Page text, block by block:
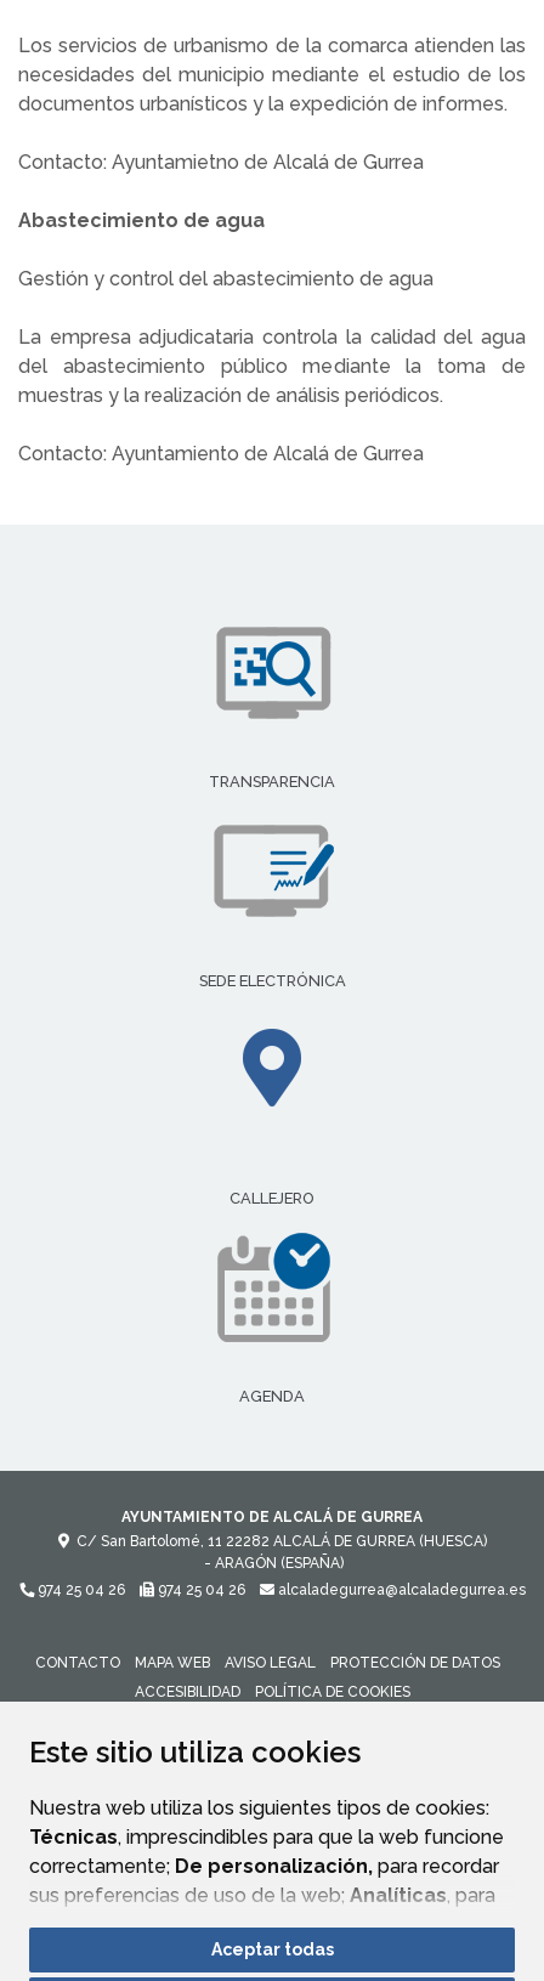
Este sitio utiliza cookies
Nuestra web utiliza los siguientes tipos de cookies:
Técnicas, imprescindibles para que la web funcione
correctamente; De personalización, para recordar
sus preferencias de uso de la web; Analíticas, para
mejorar el funcionamiento de la web y sus servicios.
Si acepta pulsando el botón“Aceptar todas”
Aceptar todas
Los servicios de urbanismo de la comarca atienden las
necesidades del municipio mediante el estudio de los
documentos urbanísticos y la expedición de informes.
Contacto: Ayuntamietno de Alcalá de Gurrea
Abastecimiento de agua
Gestión y control del abastecimiento de agua
La empresa adjudicataria controla la calidad del agua
del abastecimiento público mediante la toma de
muestras y la realización de análisis periódicos.
Contacto: Ayuntamiento de Alcalá de Gurrea
TRANSPARENCIA
SEDE ELECTRÓNICA
CALLEJERO
AGENDA
AYUNTAMIENTO DE ALCALÁ DE GURREA
C/ San Bartolomé, 11 22282 ALCALÁ DE GURREA (HUESCA)
- ARAGÓN (ESPAÑA)
974 25 04 26
974 25 04 26 alcaladegurrea@alcaladegurrea.es
CONTACTO MAPA WEB AVISO LEGAL
PROTECCIÓN DE DATOS
ACCESIBILIDAD
POLÍTICA DE COOKIES